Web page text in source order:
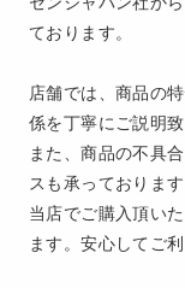
ております。
店舗では、商品の
係を丁寧にご説明致
また、商品の不具
スも承っております
当店でご購入頂い
ます。安心してご